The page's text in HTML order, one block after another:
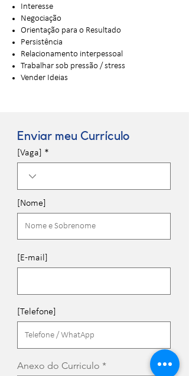
Interesse
Negociação
Orientação para o Resultado
Persistência
Relacionamento interpessoal
Trabalhar sob pressão / stress
Vender Ideias
Enviar meu Currículo
[Vaga]
[Nome]
[E-mail]
[Telefone]
Anexo do Curriculo